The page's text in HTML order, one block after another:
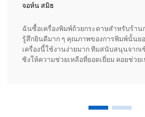
จอห์น สมิธ
ฉันซื้อเครื่องพิมพ์ถ้วยกระดาษสำหรับร้า
รู้สึกยินดีมาก ๆ คุณภาพของการพิมพ์นั้นยอ
เครื่องนี้ใช้งานง่ายมาก ทีมสนับสนุนจากเ
ซิงให้ความช่วยเหลือที่ยอดเยี่ยม คอยช่ว